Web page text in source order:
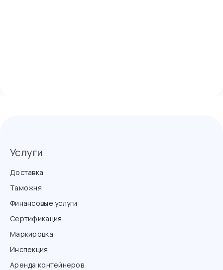
Услуги
Доставка
Таможня
Финансовые услуги
Сертификация
Маркировка
Инспекция
Аренда контейнеров